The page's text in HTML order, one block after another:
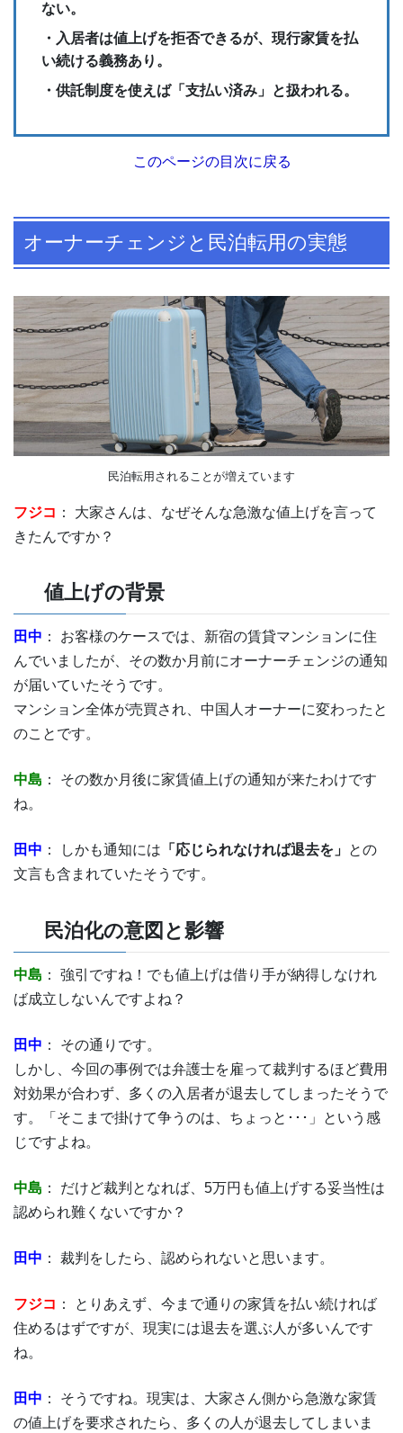
ない。
・入居者は値上げを拒否できるが、現行家賃を払
い続ける義務あり。
・供託制度を使えば「支払い済み」と扱われる。
このページの目次に戻る
オーナーチェンジと民泊転用の実態
民泊転用されることが増えています
フジコ ： 大家さんは、なぜそんな急激な値上げを言って
きたんですか？
値上げの背景
田中 ： お客様のケースでは、新宿の賃貸マンションに住
んでいましたが、その数か月前にオーナーチェンジの通知
が届いていたそうです。
マンション全体が売買され、中国人オーナーに変わったと
のことです。
中島 ： その数か月後に家賃値上げの通知が来たわけです
ね。
田中 ： しかも通知には 「応じられなければ退去を」 との
文言も含まれていたそうです。
民泊化の意図と影響
中島 ： 強引ですね！でも値上げは借り手が納得しなけれ
ば成立しないんですよね？
田中 ： その通りです。
しかし、今回の事例では弁護士を雇って裁判するほど費用
対効果が合わず、多くの入居者が退去してしまったそうで
す。「そこまで掛けて争うのは、ちょっと･･･」という感
じですよね。
中島 ： だけど裁判となれば、5万円も値上げする妥当性は
認められ難くないですか？
田中 ： 裁判をしたら、認められないと思います。
フジコ ： とりあえず、今まで通りの家賃を払い続ければ
住めるはずですが、現実には退去を選ぶ人が多いんです
ね。
田中 ： そうですね。現実は、大家さん側から急激な家賃
の値上げを要求されたら、多くの人が退去してしまいま